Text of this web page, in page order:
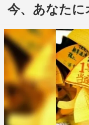
出現する。彼は自ら
婚活をサポートするこ
しかし、本気が空回
しまったり、相手を
り、いざトントン拍
てしまったり…と、婚
愛あるある”が、1000
る。
今、あなたに